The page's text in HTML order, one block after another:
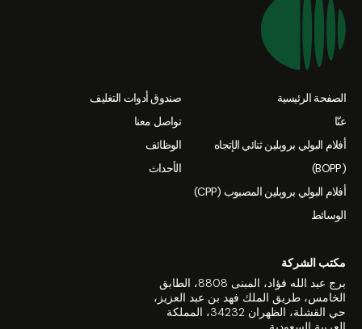
الصفحة الرئيسية
عنّا
أفلام البولي بروبلين ثنائي الإتجاه
(BOPP)
أفلام البولي بروبلين المصبوب (CPP)
صندوق أدوات التغليف
تواصل معنا
الوظائف
الأحداث
الوسائط
مكتب الشركة
برج عبد الله فؤاد، المبنى 8808، الطابق
الخامس، طريق الملك فهد بن عبد العزيز،
حي القشلة، الظهران 34232، المملكة